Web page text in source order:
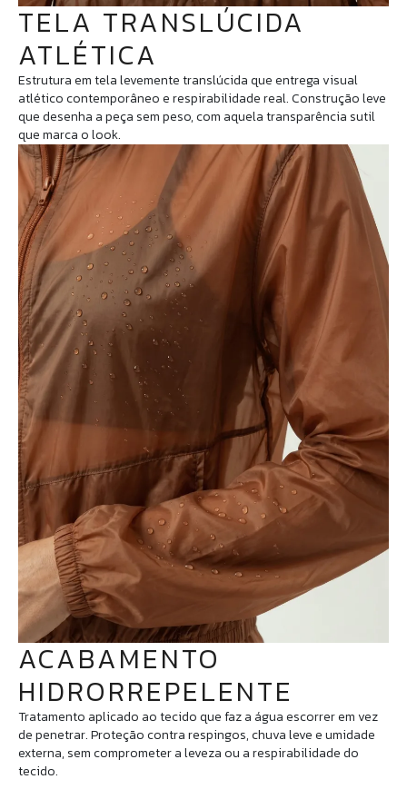
TELA TRANSLÚCIDA
ATLÉTICA
Estrutura em tela levemente translúcida que entrega visual
atlético contemporâneo e respirabilidade real. Construção leve
que desenha a peça sem peso, com aquela transparência sutil
que marca o look.
ACABAMENTO
HIDRORREPELENTE
Tratamento aplicado ao tecido que faz a água escorrer em vez
de penetrar. Proteção contra respingos, chuva leve e umidade
externa, sem comprometer a leveza ou a respirabilidade do
tecido.